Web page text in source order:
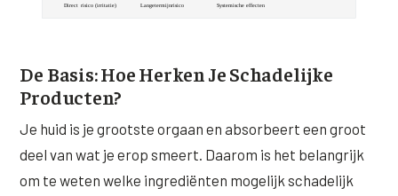
De Basis: Hoe Herken Je Schadelijke
Producten?
Je huid is je grootste orgaan en absorbeert een groot
deel van wat je erop smeert. Daarom is het belangrijk
om te weten welke ingrediënten mogelijk schadelijk